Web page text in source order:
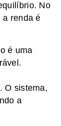
No
a renda é
é uma
O sistema,
a